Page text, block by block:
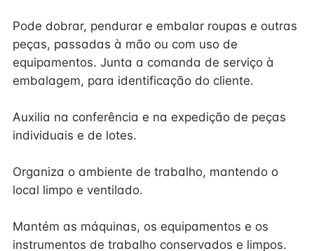
Pode dobrar, pendurar e embalar roupas e outras
peças, passadas à mão ou com uso de
equipamentos. Junta a comanda de serviço à
embalagem, para identificação do cliente.
Auxilia na conferência e na expedição de peças
individuais e de lotes.
Organiza o ambiente de trabalho, mantendo o
local limpo e ventilado.
Mantém as máquinas, os equipamentos e os
instrumentos de trabalho conservados e limpos.